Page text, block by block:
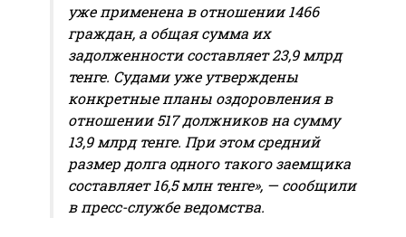
уже применена в отношении 1466
граждан, а общая сумма их
задолженности составляет 23,9 млрд
тенге. Судами уже утверждены
конкретные планы оздоровления в
отношении 517 должников на сумму
13,9 млрд тенге. При этом средний
размер долга одного такого заемщика
составляет 16,5 млн тенге», — сообщили
в пресс-службе ведомства.